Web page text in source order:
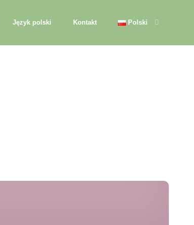
Język polski Kontakt Polski